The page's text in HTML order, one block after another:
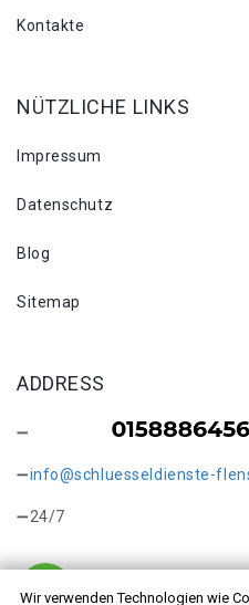
Wir verwenden Technologien wie
Kontakte
NÜTZLICHE LINKS
Impressum
Datenschutz
Blog
Sitemap
ADDRESS
info@schluesseldienste-
24/7